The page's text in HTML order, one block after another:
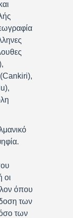
οι
όπου
των
των